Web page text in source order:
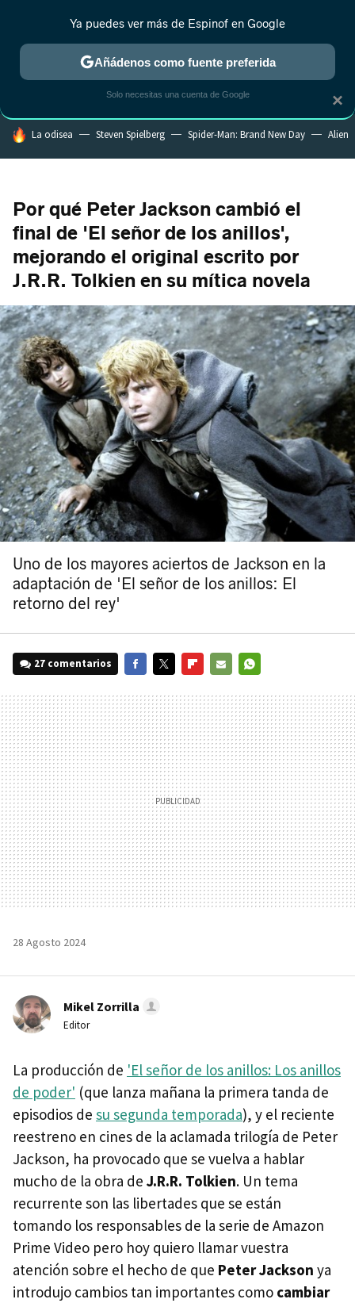
ESTRENOS REALITY ANIME RANKINGS CINE
HOY SE HABLA DE
La odisea Steven Spielberg Spider-Man: Brand New Day Alien
Por qué Peter Jackson cambió el
final de 'El señor de los anillos',
mejorando el original escrito por
J.R.R. Tolkien en su mítica novela
Uno de los mayores aciertos de Jackson en la
adaptación de 'El señor de los anillos: El
retorno del rey'
27 comentarios
MAIL
28 Agosto 2024
Mikel Zorrilla
Editor
La producción de 'El señor de los anillos: Los anillos
de poder' (que lanza mañana la primera tanda de
episodios de su segunda temporada), y el reciente
reestreno en cines de la aclamada trilogía de Peter
Jackson, ha provocado que se vuelva a hablar
mucho de la obra de J.R.R. Tolkien. Un tema
recurrente son las libertades que se están
tomando los responsables de la serie de Amazon
Prime Video pero hoy quiero llamar vuestra
atención sobre el hecho de que Peter Jackson ya
introdujo cambios tan importantes como cambiar
×
Ya puedes ver más de Espinof en Google
Añádenos como fuente preferida
Solo necesitas una cuenta de Google